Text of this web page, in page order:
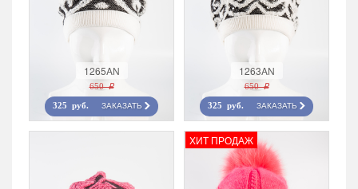
1265AN
650 r
325 руб. ЗАКАЗАТЬ
1263AN
650 r
325 руб. ЗАКАЗАТЬ
ХИТ ПРОДАЖ